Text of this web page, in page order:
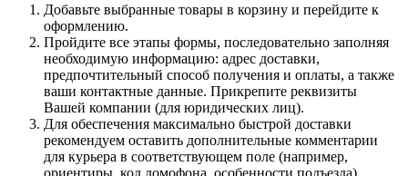
Добавьте выбранные товары в корзину и перейдите к
оформлению.
Пройдите все этапы формы, последовательно заполняя
необходимую информацию: адрес доставки,
предпочтительный способ получения и оплаты, а также
ваши контактные данные. Прикрепите реквизиты
Вашей компании (для юридических лиц).
Для обеспечения максимально быстрой доставки
рекомендуем оставить дополнительные комментарии
для курьера в соответствующем поле (например,
ориентиры, код домофона, особенности подъезда).